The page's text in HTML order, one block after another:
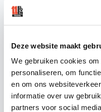
Deze website maakt
We gebruiken cookies
personaliseren, om
en om ons
informatie over uw
partners voor social
professionele
de mooie
Financieel gezien is
voordeliger dan
rekening houdt met
parkeerkosten en